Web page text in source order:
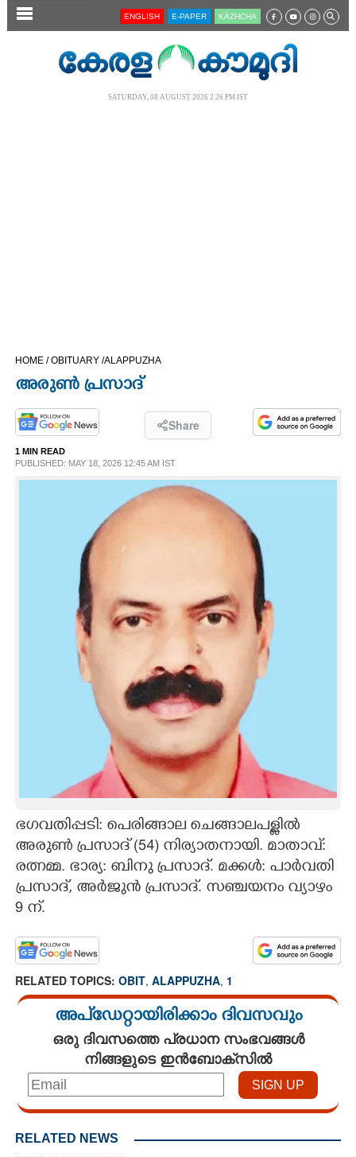
SECTIONS
OPINION
PHOTOS
LITERATURE
ZOOM
CONTACT US
ENGLISH E-PAPER KĀZHCHA
SATURDAY, 08 AUGUST 2026 2.26 PM IST
HOME /OBITUARY /ALAPPUZHA
അരുൺ പ്രസാദ്
Share
1 MIN READ
PUBLISHED: MAY 18, 2026 12:45 AM IST
ഭഗവതിപ്പടി: പെരിങ്ങാല ചെങ്ങാലപള്ളിൽ
അരുൺ പ്രസാദ് (54) നിര്യാതനായി. മാതാവ്:
രത്നമ്മ. ഭാര്യ: ബിനു പ്രസാദ്. മക്കൾ: പാർവതി
പ്രസാദ്, അർജുൻ പ്രസാദ്. സഞ്ചയനം വ്യാഴം
9 ന്.
RELATED TOPICS: OBIT, ALAPPUZHA, 1
അപ്ഡേറ്റായിരിക്കാം ദിവസവും
ഒരു ദിവസത്തെ പ്രധാന സംഭവങ്ങൾ
നിങ്ങളുടെ ഇൻബോക്സിൽ
RELATED NEWS